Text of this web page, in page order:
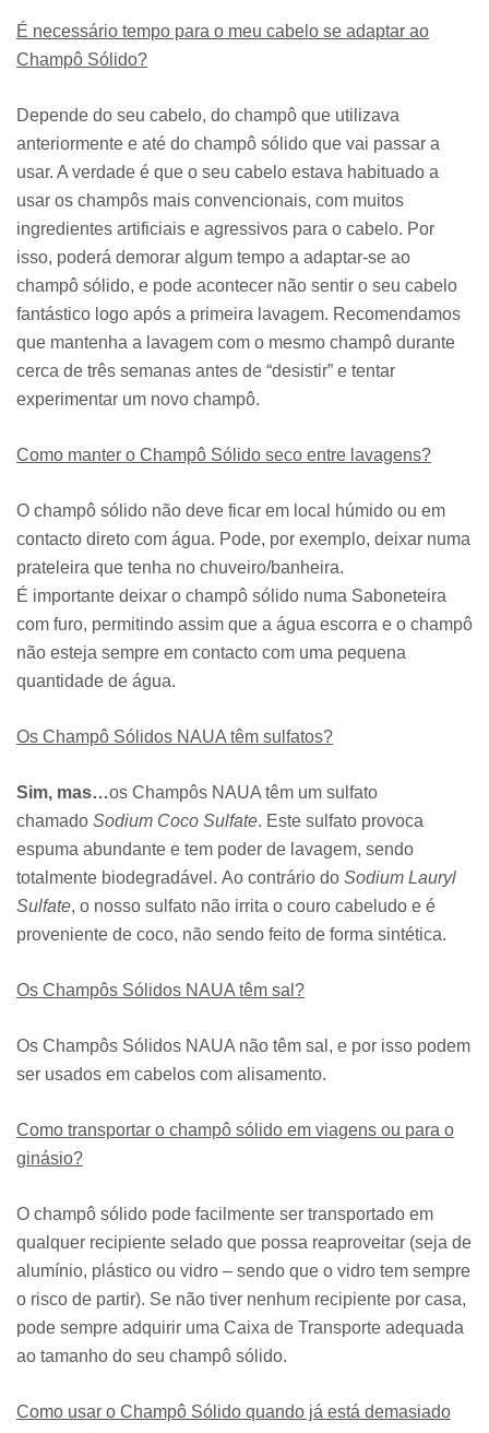
É necessário tempo para o meu cabelo se adaptar ao
Champô Sólido?
Depende do seu cabelo, do champô que utilizava
anteriormente e até do champô sólido que vai passar a
usar. A verdade é que o seu cabelo estava habituado a
usar os champôs mais convencionais, com muitos
ingredientes artificiais e agressivos para o cabelo. Por
isso, poderá demorar algum tempo a adaptar-se ao
champô sólido, e pode acontecer não sentir o seu cabelo
fantástico logo após a primeira lavagem. Recomendamos
que mantenha a lavagem com o mesmo champô durante
cerca de três semanas antes de “desistir” e tentar
experimentar um novo champô.
Como manter o Champô Sólido seco entre lavagens?
O champô sólido não deve ficar em local húmido ou em
contacto direto com água. Pode, por exemplo, deixar numa
prateleira que tenha no chuveiro/banheira.
É importante deixar o champô sólido numa Saboneteira
com furo, permitindo assim que a água escorra e o champô
não esteja sempre em contacto com uma pequena
quantidade de água.
Os Champô Sólidos NAUA têm sulfatos?
Sim, mas…os Champôs NAUA têm um sulfato
chamado Sodium Coco Sulfate. Este sulfato provoca
espuma abundante e tem poder de lavagem, sendo
totalmente biodegradável. Ao contrário do Sodium Lauryl
Sulfate, o nosso sulfato não irrita o couro cabeludo e é
proveniente de coco, não sendo feito de forma sintética.
Os Champôs Sólidos NAUA têm sal?
Os Champôs Sólidos NAUA não têm sal, e por isso podem
ser usados em cabelos com alisamento.
Como transportar o champô sólido em viagens ou para o
ginásio?
O champô sólido pode facilmente ser transportado em
qualquer recipiente selado que possa reaproveitar (seja de
alumínio, plástico ou vidro – sendo que o vidro tem sempre
o risco de partir). Se não tiver nenhum recipiente por casa,
pode sempre adquirir uma Caixa de Transporte adequada
ao tamanho do seu champô sólido.
Como usar o Champô Sólido quando já está demasiado